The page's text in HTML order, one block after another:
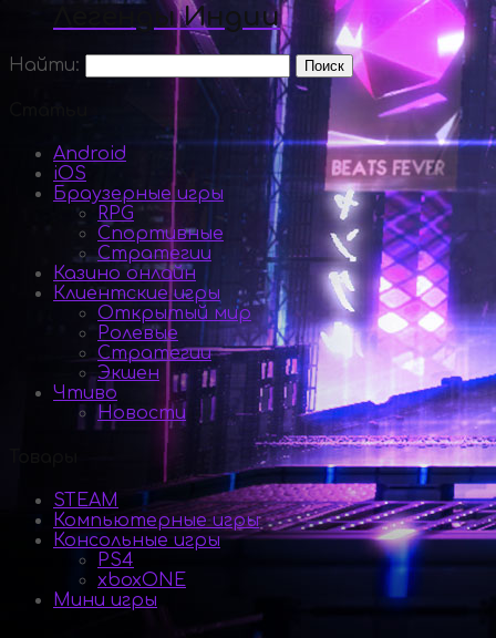
Легенды Индии
Найти:
Android
iOS
Браузерные игры
RPG
Спортивные
Стратегии
Казино онлайн
Клиентские игры
Открытый мир
Ролевые
Стратегии
Экшен
Чтиво
Новости
STEAM
Компьютерные игры
Консольные игры
PS4
xboxONE
Мини игры